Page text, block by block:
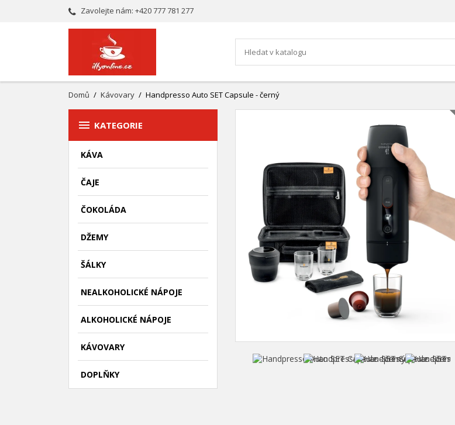
Zavolejte nám: +420 777 781 277
Domů Kávovary Handpresso Auto SET Capsule - černý
 KATEGORIE
KÁVA
ČAJE
ČOKOLÁDA
DŽEMY
ŠÁLKY
NEALKOHOLICKÉ NÁPOJE
ALKOHOLICKÉ NÁPOJE
KÁVOVARY
DOPLŇKY